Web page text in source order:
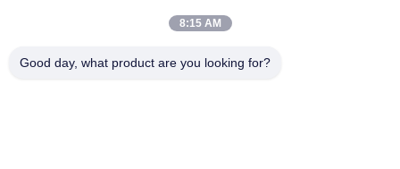
8:15 AM
Good day, what product are you looking for?